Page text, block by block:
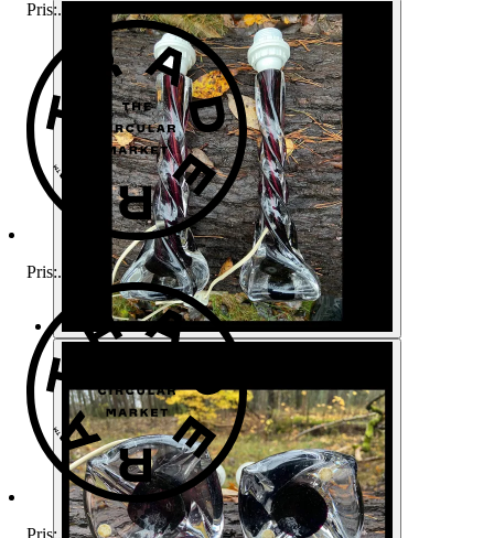
Pris:.
Pris:.
Pris:.